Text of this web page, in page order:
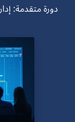
دورة متقدمة: